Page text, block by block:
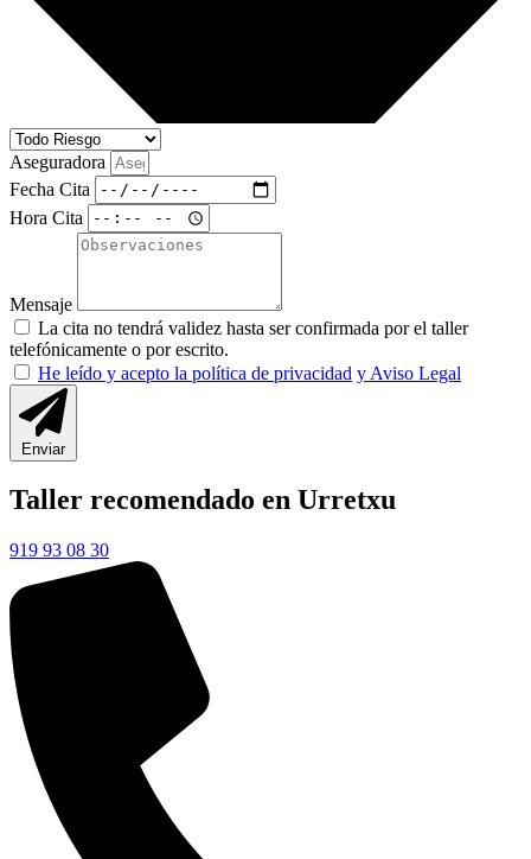
Aseguradora
Fecha Cita
Hora Cita
Mensaje
La cita no tendrá validez hasta ser confirmada por el taller
telefónicamente o por escrito.
He leído y acepto la política de privacidad y Aviso Legal
Enviar
Taller recomendado en Urretxu
919 93 08 30